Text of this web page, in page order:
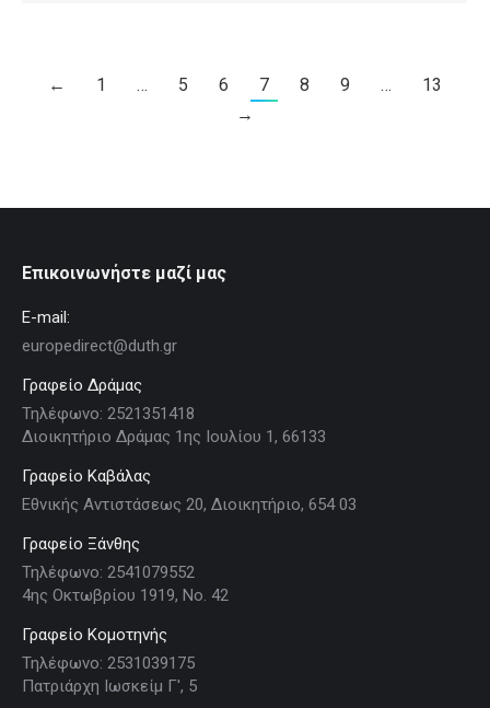
← 1 … 5 6 7 8 9 …
13
→
Επικοινωνήστε μαζί μας
E-mail:
europedirect@duth.gr
Γραφείο Δράμας
Τηλέφωνο: 2521351418
Διοικητήριο Δράμας 1ης Ιουλίου 1, 66133
Γραφείο Καβάλας
Εθνικής Αντιστάσεως 20, Διοικητήριο, 654 03
Γραφείο Ξάνθης
Τηλέφωνο: 2541079552
4ης Οκτωβρίου 1919, Νο. 42
Γραφείο Κομοτηνής
Τηλέφωνο: 2531039175
Πατριάρχη Ιωσκείμ Γ', 5